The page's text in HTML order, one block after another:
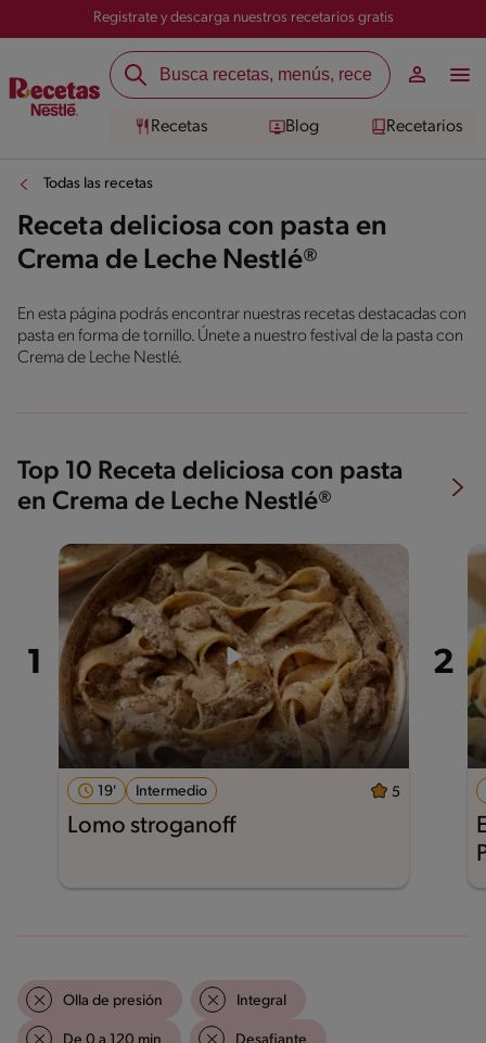
Registrate y descarga nuestros recetarios gratis
Recetas Blog Recetarios
Todas las recetas
Receta deliciosa con pasta en
Crema de Leche Nestlé®
En esta página podrás encontrar nuestras recetas destacadas con
pasta en forma de tornillo. Únete a nuestro festival de la pasta con
Crema de Leche Nestlé.
Top 10 Receta deliciosa con pasta
en Crema de Leche Nestlé®
19' Intermedio 5
Lomo stroganoff
Olla de presión Integral